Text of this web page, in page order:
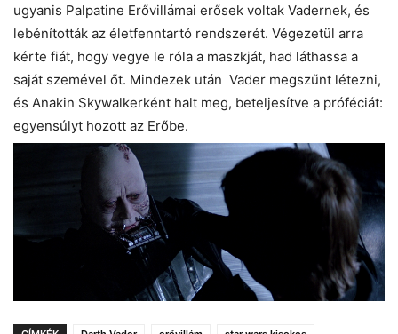
ugyanis Palpatine Erővillámai erősek voltak Vadernek, és
lebénították az életfenntartó rendszerét. Végezetül arra
kérte fiát, hogy vegye le róla a maszkját, had láthassa a
saját szemével őt. Mindezek után Vader megszűnt létezni,
és Anakin Skywalkerként halt meg, beteljesítve a próféciát:
egyensúlyt hozott az Erőbe.